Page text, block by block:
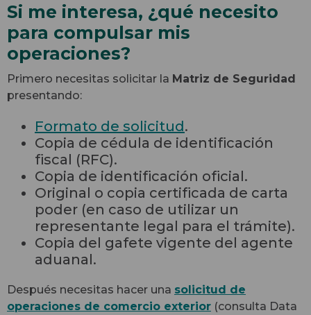
Si me interesa, ¿qué necesito
para compulsar mis
operaciones?
Primero necesitas solicitar la Matriz de Seguridad
presentando:
Formato de solicitud.
Copia de cédula de identificación
fiscal (RFC).
Copia de identificación oficial.
Original o copia certificada de carta
poder (en caso de utilizar un
representante legal para el trámite).
Copia del gafete vigente del agente
aduanal.
Después necesitas hacer una solicitud de
operaciones de comercio exterior (consulta Data